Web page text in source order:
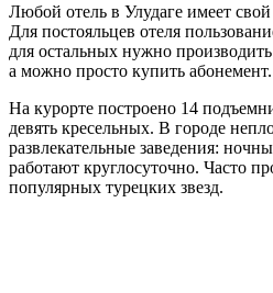
Любой отель в Улудаге имеет
Для постояльцев отеля
для остальных нужно
а можно просто купить абонемент.
На курорте построено 14
девять кресельных. В городе
развлекательные заведения:
работают круглосуточно. Часто
популярных турецких звезд.